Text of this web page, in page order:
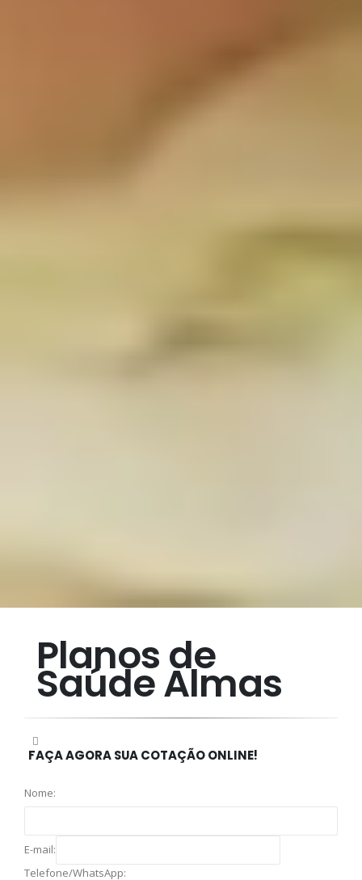
Planos de
Saúde Almas
FAÇA AGORA SUA COTAÇÃO ONLINE!
Nome:
E-mail:
Telefone/WhatsApp: